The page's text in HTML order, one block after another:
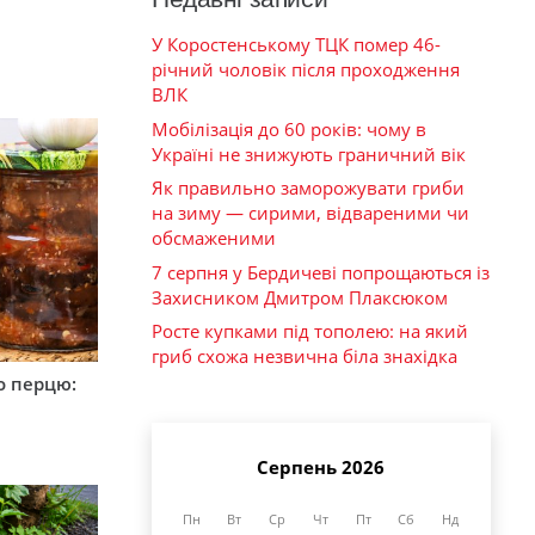
перцю:
У Коростенському ТЦК помер 46-
річний чоловік після проходження
ВЛК
Мобілізація до 60 років: чому в
Україні не знижують граничний вік
Як правильно заморожувати гриби
на зиму — сирими, відвареними чи
обсмаженими
7 серпня у Бердичеві попрощаються із
Захисником Дмитром Плаксюком
Росте купками під тополею: на який
гриб схожа незвична біла знахідка
Серпень 2026
Пн Вт Ср Чт Пт Сб Нд